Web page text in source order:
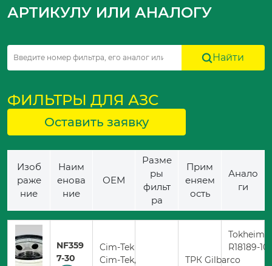
АРТИКУЛУ ИЛИ АНАЛОГУ
Найти
ФИЛЬТРЫ ДЛЯ АЗС
Оставить заявку
Изоб
раже
ние
Наим
енова
ние
ОЕМ
Разме
ры
фильт
ра
Прим
еняем
ость
Анало
ги
NF359
7-30
Cim-Tek
Cim-Tek,
ТРК Gilbarco
Tokheim
R18189-10